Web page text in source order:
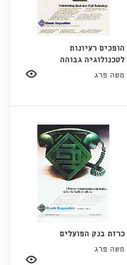
הופכים רעיונות
לטכנולוגיה גבוהה
משה פרג
כרזת בנק הפועלים
משה פרג